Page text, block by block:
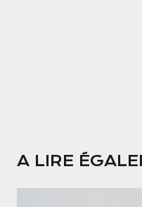
A LIRE